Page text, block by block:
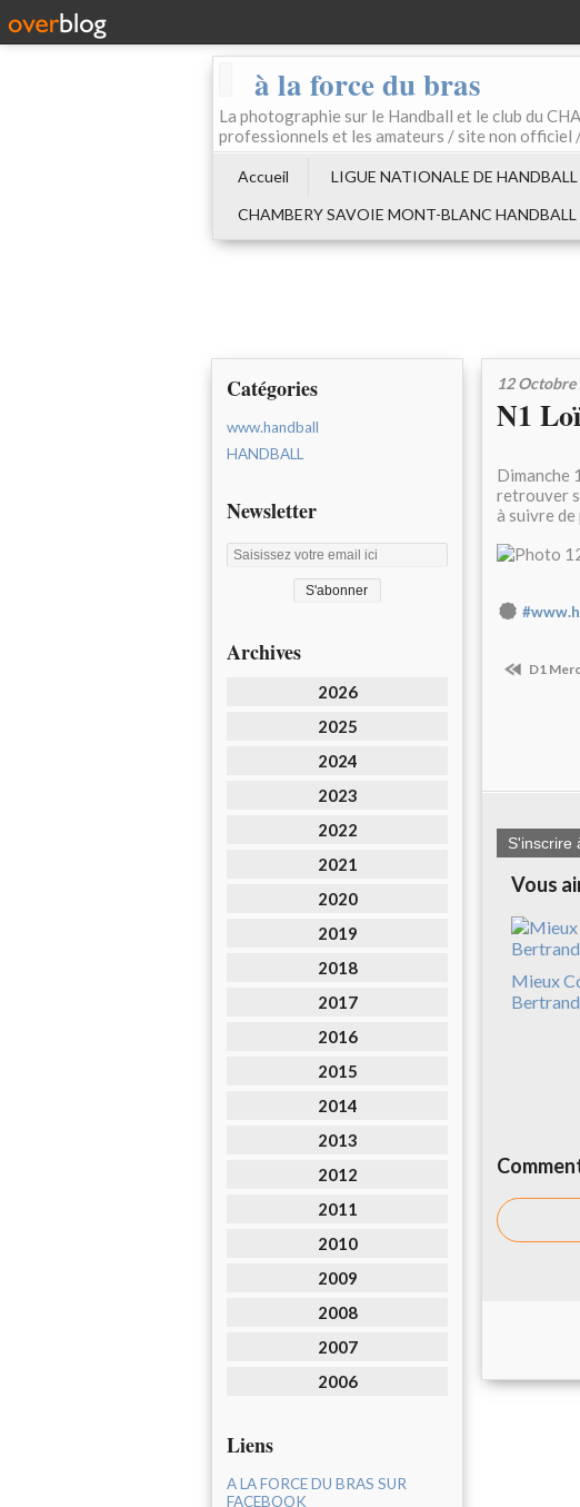
à la force du bras
La photographie sur le Handball et le club du
professionnels et les amateurs / site non
Accueil LIGUE NATIONALE DE HANDBALL
CHAMBERY SAVOIE MONT-BLANC HANDBALL
Catégories
www.handball
HANDBALL
Newsletter
Archives
2026
2025
2024
2023
2022
2021
2020
2019
2018
2017
2016
2015
2014
2013
2012
2011
2010
2009
2008
2007
2006
Liens
A LA FORCE DU BRAS SUR
FACEBOOK
12 Octobre
N1
Dimanche
retrouver
à suivre de
D1
S'inscrire
Vous
Mieux